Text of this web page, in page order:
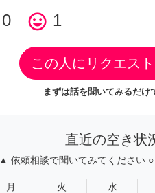
0 tag_faces 1
この人にリクエス
まずは話を聞いてみるだけ
直近の空き状
▲:依頼相談で聞いてみてください ○:
月 火 水